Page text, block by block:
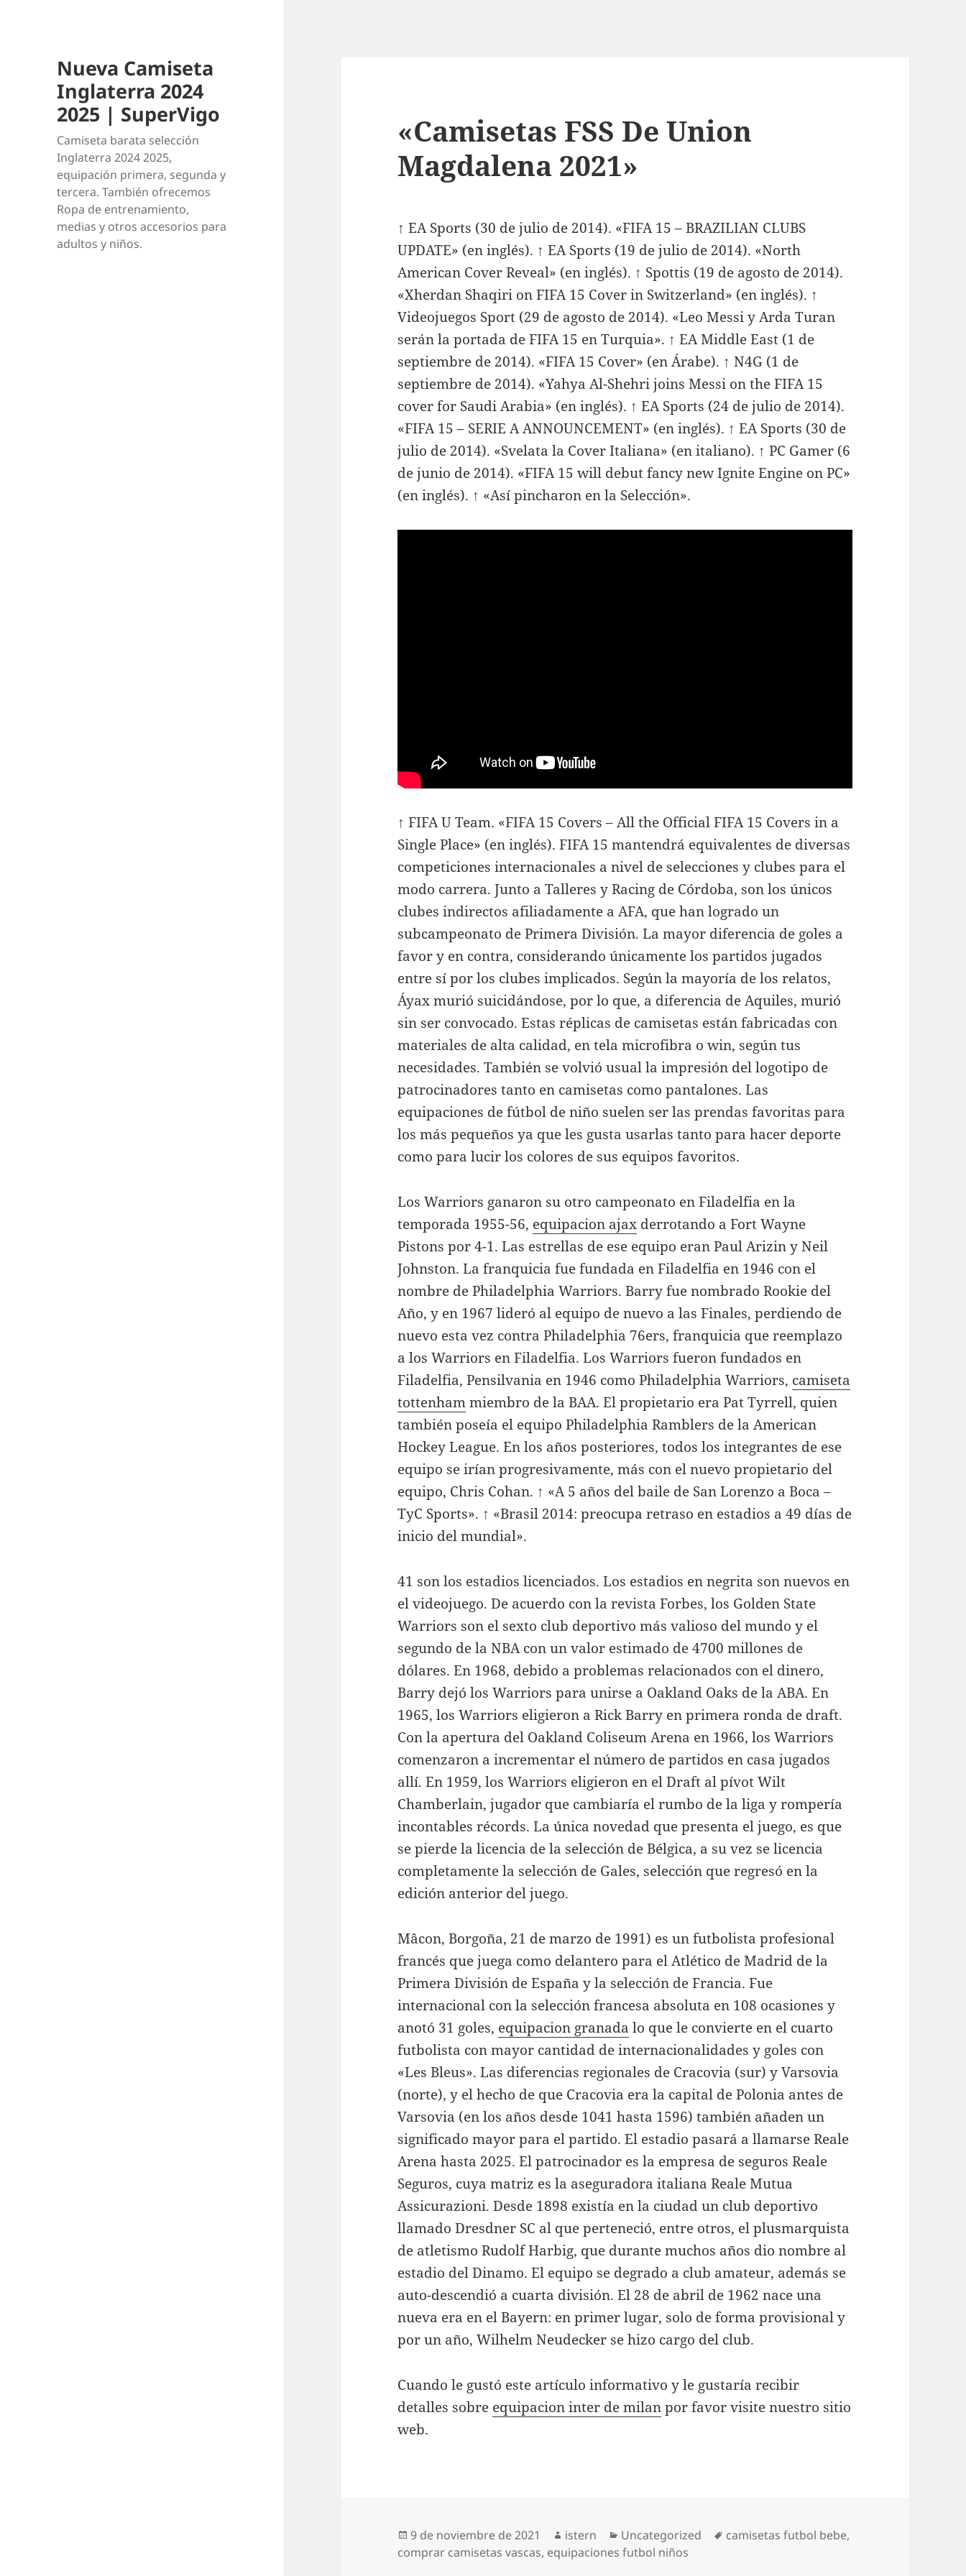
Nueva Camiseta
Inglaterra 2024
2025 | SuperVigo
Camiseta barata selección
Inglaterra 2024 2025,
equipación primera, segunda y
tercera. También ofrecemos
Ropa de entrenamiento,
medias y otros accesorios para
adultos y niños.
«Camisetas FSS De Union
Magdalena 2021»
↑ EA Sports (30 de julio de 2014). «FIFA 15 – BRAZILIAN CLUBS
UPDATE» (en inglés). ↑ EA Sports (19 de julio de 2014). «North
American Cover Reveal» (en inglés). ↑ Spottis (19 de agosto de 2014).
«Xherdan Shaqiri on FIFA 15 Cover in Switzerland» (en inglés). ↑
Videojuegos Sport (29 de agosto de 2014). «Leo Messi y Arda Turan
serán la portada de FIFA 15 en Turquia». ↑ EA Middle East (1 de
septiembre de 2014). «FIFA 15 Cover» (en Árabe). ↑ N4G (1 de
septiembre de 2014). «Yahya Al-Shehri joins Messi on the FIFA 15
cover for Saudi Arabia» (en inglés). ↑ EA Sports (24 de julio de 2014).
«FIFA 15 – SERIE A ANNOUNCEMENT» (en inglés). ↑ EA Sports (30 de
julio de 2014). «Svelata la Cover Italiana» (en italiano). ↑ PC Gamer (6
de junio de 2014). «FIFA 15 will debut fancy new Ignite Engine on PC»
(en inglés). ↑ «Así pincharon en la Selección».
↑ FIFA U Team. «FIFA 15 Covers – All the Official FIFA 15 Covers in a
Single Place» (en inglés). FIFA 15 mantendrá equivalentes de diversas
competiciones internacionales a nivel de selecciones y clubes para el
modo carrera. Junto a Talleres y Racing de Córdoba, son los únicos
clubes indirectos afiliadamente a AFA, que han logrado un
subcampeonato de Primera División. La mayor diferencia de goles a
favor y en contra, considerando únicamente los partidos jugados
entre sí por los clubes implicados. Según la mayoría de los relatos,
Áyax murió suicidándose, por lo que, a diferencia de Aquiles, murió
sin ser convocado. Estas réplicas de camisetas están fabricadas con
materiales de alta calidad, en tela microfibra o win, según tus
necesidades. También se volvió usual la impresión del logotipo de
patrocinadores tanto en camisetas como pantalones. Las
equipaciones de fútbol de niño suelen ser las prendas favoritas para
los más pequeños ya que les gusta usarlas tanto para hacer deporte
como para lucir los colores de sus equipos favoritos.
Los Warriors ganaron su otro campeonato en Filadelfia en la
temporada 1955-56, equipacion ajax derrotando a Fort Wayne
Pistons por 4-1. Las estrellas de ese equipo eran Paul Arizin y Neil
Johnston. La franquicia fue fundada en Filadelfia en 1946 con el
nombre de Philadelphia Warriors. Barry fue nombrado Rookie del
Año, y en 1967 lideró al equipo de nuevo a las Finales, perdiendo de
nuevo esta vez contra Philadelphia 76ers, franquicia que reemplazo
a los Warriors en Filadelfia. Los Warriors fueron fundados en
Filadelfia, Pensilvania en 1946 como Philadelphia Warriors, camiseta
tottenhammiembro de la BAA. El propietario era Pat Tyrrell, quien
también poseía el equipo Philadelphia Ramblers de la American
Hockey League. En los años posteriores, todos los integrantes de ese
equipo se irían progresivamente, más con el nuevo propietario del
equipo, Chris Cohan. ↑ «A 5 años del baile de San Lorenzo a Boca –
TyC Sports». ↑ «Brasil 2014: preocupa retraso en estadios a 49 días de
inicio del mundial».
41 son los estadios licenciados. Los estadios en negrita son nuevos en
el videojuego. De acuerdo con la revista Forbes, los Golden State
Warriors son el sexto club deportivo más valioso del mundo y el
segundo de la NBA con un valor estimado de 4700 millones de
dólares. En 1968, debido a problemas relacionados con el dinero,
Barry dejó los Warriors para unirse a Oakland Oaks de la ABA. En
1965, los Warriors eligieron a Rick Barry en primera ronda de draft.
Con la apertura del Oakland Coliseum Arena en 1966, los Warriors
comenzaron a incrementar el número de partidos en casa jugados
allí. En 1959, los Warriors eligieron en el Draft al pívot Wilt
Chamberlain, jugador que cambiaría el rumbo de la liga y rompería
incontables récords. La única novedad que presenta el juego, es que
se pierde la licencia de la selección de Bélgica, a su vez se licencia
completamente la selección de Gales, selección que regresó en la
edición anterior del juego.
Mâcon, Borgoña, 21 de marzo de 1991) es un futbolista profesional
francés que juega como delantero para el Atlético de Madrid de la
Primera División de España y la selección de Francia. Fue
internacional con la selección francesa absoluta en 108 ocasiones y
anotó 31 goles, equipacion granada lo que le convierte en el cuarto
futbolista con mayor cantidad de internacionalidades y goles con
«Les Bleus». Las diferencias regionales de Cracovia (sur) y Varsovia
(norte), y el hecho de que Cracovia era la capital de Polonia antes de
Varsovia (en los años desde 1041 hasta 1596) también añaden un
significado mayor para el partido. El estadio pasará a llamarse Reale
Arena hasta 2025. El patrocinador es la empresa de seguros Reale
Seguros, cuya matriz es la aseguradora italiana Reale Mutua
Assicurazioni. Desde 1898 existía en la ciudad un club deportivo
llamado Dresdner SC al que perteneció, entre otros, el plusmarquista
de atletismo Rudolf Harbig, que durante muchos años dio nombre al
estadio del Dinamo. El equipo se degrado a club amateur, además se
auto-descendió a cuarta división. El 28 de abril de 1962 nace una
nueva era en el Bayern: en primer lugar, solo de forma provisional y
por un año, Wilhelm Neudecker se hizo cargo del club.
Cuando le gustó este artículo informativo y le gustaría recibir
detalles sobre equipacion inter de milanpor favor visite nuestro sitio
web.
Publicado
el
9 de noviembre de 2021 Autor
istern Categorías
Uncategorized Etiquetas
camisetas futbol bebe,
comprar camisetas vascas, equipaciones futbol niños